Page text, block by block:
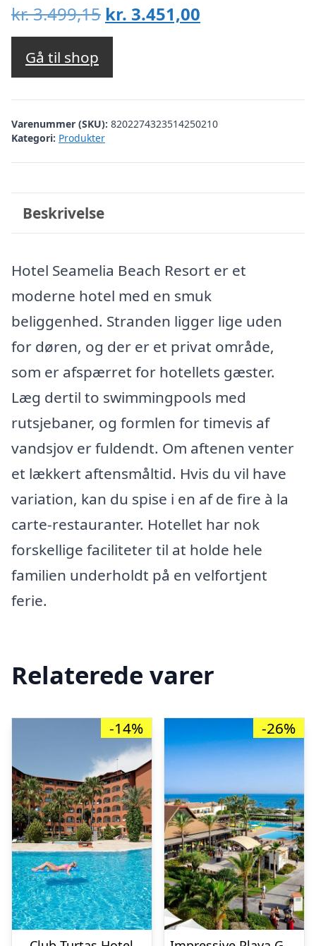
kr.3.499,15 Den
oprindelige
var:
kr. 3.499,15.
kr. 3.451,00
kr. 3.451,00.
Gå til shop
Varenummer (SKU): 8202274323514250210
Kategori: Produkter
Beskrivelse
Hotel Seamelia Beach Resort er et
moderne hotel med en smuk
beliggenhed. Stranden ligger lige uden
for døren, og der er et privat område,
som er afspærret for hotellets gæster.
Læg dertil to swimmingpools med
rutsjebaner, og formlen for timevis af
vandsjov er fuldendt. Om aftenen venter
et lækkert aftensmåltid. Hvis du vil have
variation, kan du spise i en af de fire à la
carte-restauranter. Hotellet har nok
forskellige faciliteter til at holde hele
familien underholdt på en velfortjent
ferie.
Relaterede varer
-14% -26%